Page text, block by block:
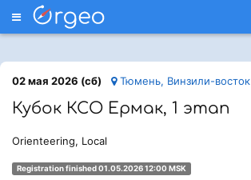
Меню
02 мая 2026 (сб) Тюмень, Винзили-восток
Кубок КСО Ермак, 1 этап
Orienteering, Local
Registration finished 01.05.2026 12:00 MSK